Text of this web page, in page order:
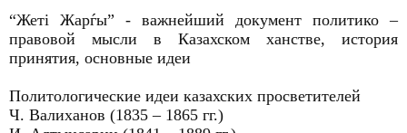
“Жеті Жарѓы” - важнейший документ политико –
правовой мысли в Казахском ханстве, история
принятия, основные идеи
Политологические идеи казахских просветителей
Ч. Валиханов (1835 – 1865 гг.)